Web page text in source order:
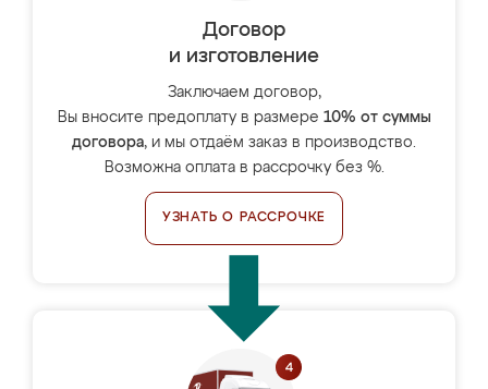
Договор
и изготовление
Заключаем договор,
Вы вносите предоплату в размере 10% от суммы
договора, и мы отдаём заказ в производство.
Возможна оплата в рассрочку без %.
УЗНАТЬ О РАССРОЧКЕ